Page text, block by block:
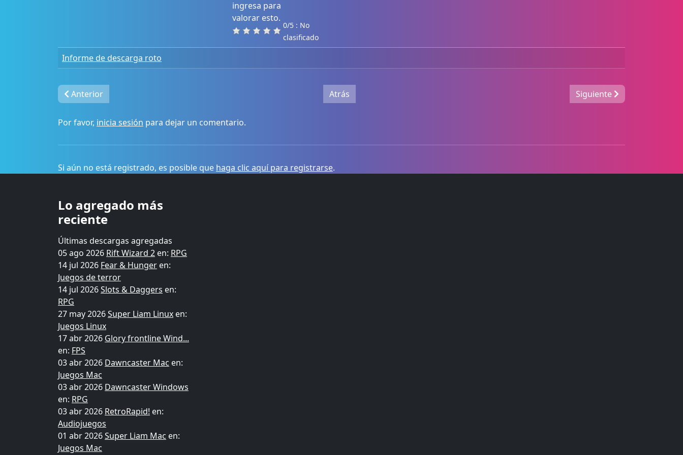
ingresa para
valorar esto.
0/5 : No
clasificado
Informe de descarga roto
Anterior Atrás Siguiente
Por favor, inicia sesión para dejar un comentario.
Si aún no está registrado, es posible que haga clic aquí para registrarse.
Lo agregado más
reciente
Últimas descargas agregadas
05 ago 2026 Rift Wizard 2 en: RPG
14 jul 2026 Fear & Hunger en:
Juegos de terror
14 jul 2026Slots & Daggers en:
RPG
27 may 2026Super Liam Linux en:
Juegos Linux
17 abr 2026 Glory frontline Wind...
en: FPS
03 abr 2026 Dawncaster Mac en:
Juegos Mac
03 abr 2026 Dawncaster Windows
en: RPG
03 abr 2026 RetroRapid! en:
Audiojuegos
01 abr 2026Super Liam Mac en:
Juegos Mac